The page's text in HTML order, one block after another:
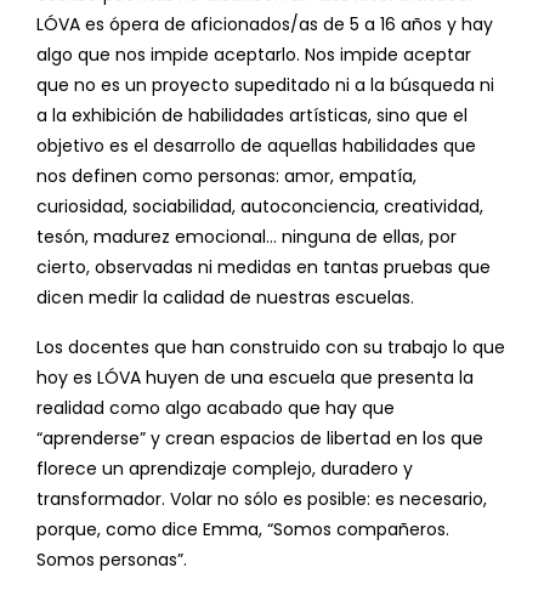
LÓVA es ópera de aficionados/as de 5 a 16 años y hay
algo que nos impide aceptarlo. Nos impide aceptar
que no es un proyecto supeditado ni a la búsqueda ni
a la exhibición de habilidades artísticas, sino que el
objetivo es el desarrollo de aquellas habilidades que
nos definen como personas: amor, empatía,
curiosidad, sociabilidad, autoconciencia, creatividad,
tesón, madurez emocional… ninguna de ellas, por
cierto, observadas ni medidas en tantas pruebas que
dicen medir la calidad de nuestras escuelas.
Los docentes que han construido con su trabajo lo que
hoy es LÓVA huyen de una escuela que presenta la
realidad como algo acabado que hay que
“aprenderse” y crean espacios de libertad en los que
florece un aprendizaje complejo, duradero y
transformador. Volar no sólo es posible: es necesario,
porque, como dice Emma, “Somos compañeros.
Somos personas”.